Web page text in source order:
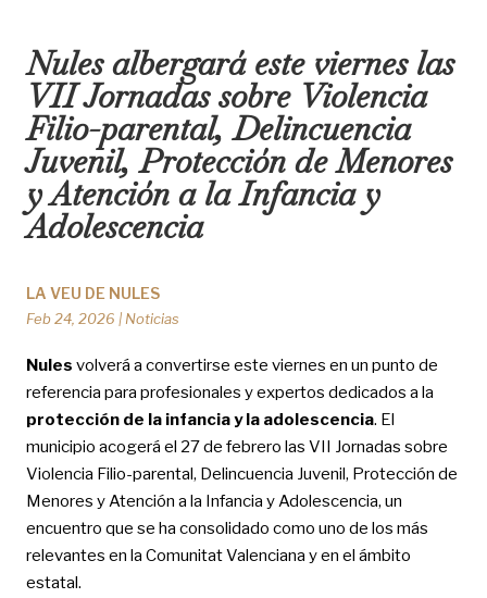
Nules albergará este viernes las
VII Jornadas sobre Violencia
Filio-parental, Delincuencia
Juvenil, Protección de Menores
y Atención a la Infancia y
Adolescencia
LA VEU DE NULES
Feb 24, 2026 | Noticias
Nules volverá a convertirse este viernes en un punto de
referencia para profesionales y expertos dedicados a la
protección de la infancia y la adolescencia. El
municipio acogerá el 27 de febrero las VII Jornadas sobre
Violencia Filio-parental, Delincuencia Juvenil, Protección de
Menores y Atención a la Infancia y Adolescencia, un
encuentro que se ha consolidado como uno de los más
relevantes en la Comunitat Valenciana y en el ámbito
estatal.